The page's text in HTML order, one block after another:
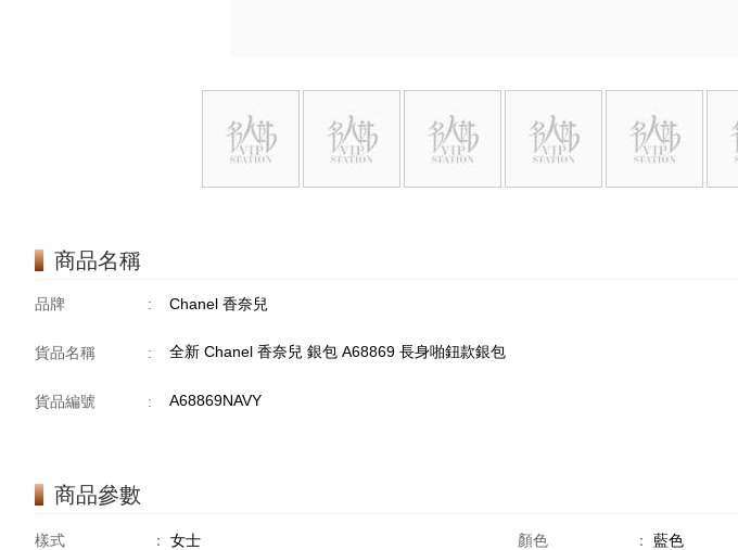
商品名稱
品牌 : Chanel 香奈兒
貨品名稱 : 全新 Chanel 香奈兒 銀包 A68869 長身啪鈕款銀包
貨品編號 : A68869NAVY
商品參數
樣式 ： 女士 顏色 ： 藍色